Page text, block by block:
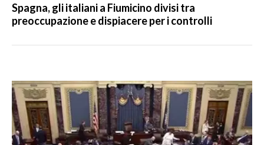
Spagna, gli italiani a Fiumicino divisi tra
preoccupazione e dispiacere per i controlli